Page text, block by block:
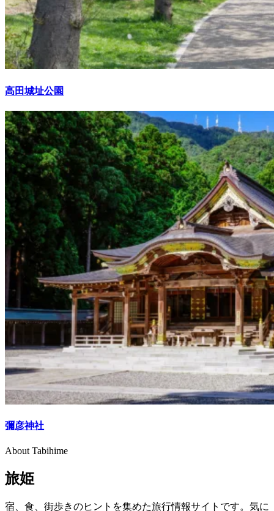
高田城址公園
彌彦神社
About Tabihime
旅姫
宿、食、街歩きのヒントを集めた旅行情報サイトです。気に